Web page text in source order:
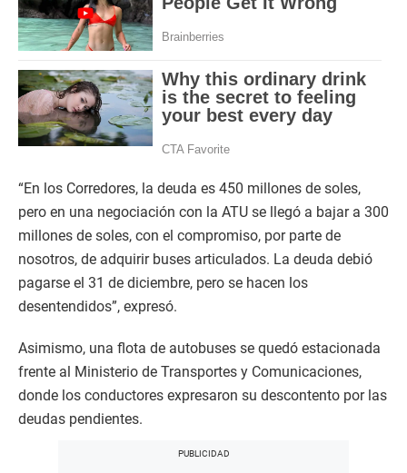
“En los Corredores, la deuda es 450 millones de soles,
pero en una negociación con la ATU se llegó a bajar a 300
millones de soles, con el compromiso, por parte de
nosotros, de adquirir buses articulados. La deuda debió
pagarse el 31 de diciembre, pero se hacen los
desentendidos”, expresó.
Asimismo, una flota de autobuses se quedó estacionada
frente al Ministerio de Transportes y Comunicaciones,
donde los conductores expresaron su descontento por las
deudas pendientes.